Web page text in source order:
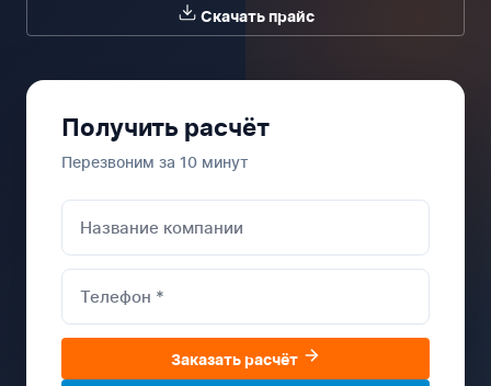
Скачать прайс
Получить расчёт
Перезвоним за 10 минут
Заказать расчёт